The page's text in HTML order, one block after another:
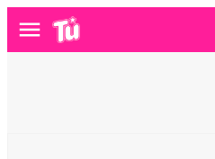
Menú